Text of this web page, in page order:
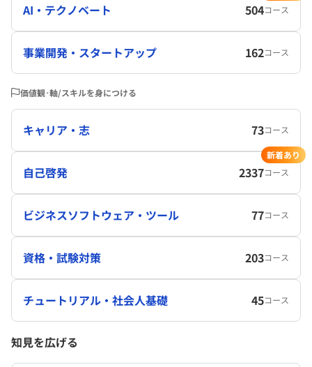
AI・テクノベート 504コース
事業開発・スタートアップ 162コース
価値観･軸/スキルを身につける
キャリア・志 73コース
自己啓発 2337コース
新着あり
ビジネスソフトウェア・ツール 77コース
資格・試験対策 203コース
チュートリアル・社会人基礎 45コース
知見を広げる